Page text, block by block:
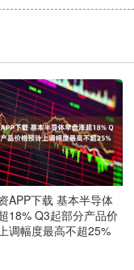
APP下载 基本半导体
18% Q3起部分产品价
调幅度最高不超25%